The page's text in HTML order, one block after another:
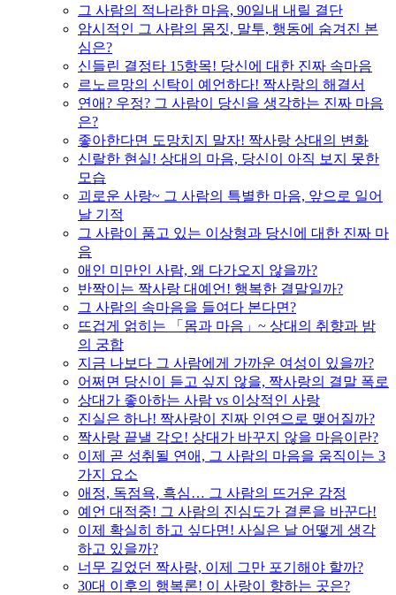
그 사람의 적나라한 마음, 90일내 내릴 결단
암시적인 그 사람의 몸짓, 말투, 행동에 숨겨진 본
심은?
신들린 결정타 15항목! 당신에 대한 진짜 속마음
르노르망의 신탁이 예언하다! 짝사랑의 해결서
연애? 우정? 그 사람이 당신을 생각하는 진짜 마음
은?
좋아한다면 도망치지 말자! 짝사랑 상대의 변화
신랄한 현실! 상대의 마음, 당신이 아직 보지 못한
모습
괴로운 사랑~ 그 사람의 특별한 마음, 앞으로 일어
날 기적
그 사람이 품고 있는 이상형과 당신에 대한 진짜 마
음
애인 미만인 사람, 왜 다가오지 않을까?
반짝이는 짝사랑 대예언! 행복한 결말일까?
그 사람의 속마음을 들여다 본다면?
뜨겁게 얽히는 「몸과 마음」~ 상대의 취향과 밤
의 궁합
지금 나보다 그 사람에게 가까운 여성이 있을까?
어쩌면 당신이 듣고 싶지 않을, 짝사랑의 결말 폭로
상대가 좋아하는 사람 vs 이상적인 사랑
진실은 하나! 짝사랑이 진짜 인연으로 맺어질까?
짝사랑 끝낼 각오! 상대가 바꾸지 않을 마음이란?
이제 곧 성취될 연애, 그 사람의 마음을 움직이는 3
가지 요소
애정, 독점욕, 흑심… 그 사람의 뜨거운 감정
예언 대적중! 그 사람의 진심도가 결론을 바꾼다!
이제 확실히 하고 싶다면! 사실은 날 어떻게 생각
하고 있을까?
너무 길었던 짝사랑, 이제 그만 포기해야 할까?
30대 이후의 행복론! 이 사랑이 향하는 곳은?